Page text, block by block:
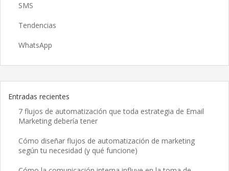
SMS
Tendencias
WhatsApp
Entradas recientes
7 flujos de automatización que toda estrategia de Email
Marketing debería tener
Cómo diseñar flujos de automatización de marketing
según tu necesidad (y qué funcione)